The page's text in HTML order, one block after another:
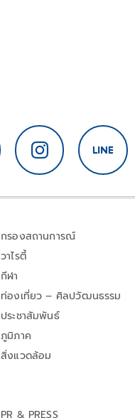
กรองสถานการณ์
วาไรตี้
กีฬา
ท่องเที่ยว – ศิลปวัฒนธรรม
ประชาสัมพันธ์
ภูมิภาค
สิ่งแวดล้อม
PR & PRESS